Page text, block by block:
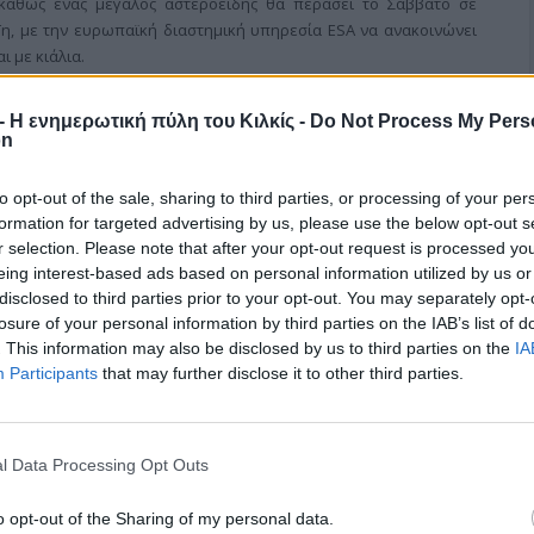
Η ενημερωτική πύλη του Κιλκίς - Do Not Process My
opt-out of the sale, sharing to third parties, or processing of your
for targeted advertising by us, please use the below opt-out
selection. Please note that after your opt-out request is processed
interest-based ads based on personal information utilized by us
to third parties prior to your opt-out. You may separately
of your personal information by third parties on the IAB’s list of
This information may also be disclosed by us to third parties on the
Participants that may further disclose it to other third parties.
Data Processing Opt Outs
opt-out of the Sharing of my personal data.
με την ευρωπαϊκή διαστημική υπηρεσία ESA να ανακοινώνει
με κιάλια.
ναυτικό: Νέα πολεμικά πλοία 10.000
να προχωρήσει στον πυρηνικό εξοπλισμό του
ενισχύσει τις ναυτικές της δυνατότητες ανακοίνωσε ο
Κιμ Γιονγκ Ουν, κατά την τελετή ένταξης σε υπηρεσία